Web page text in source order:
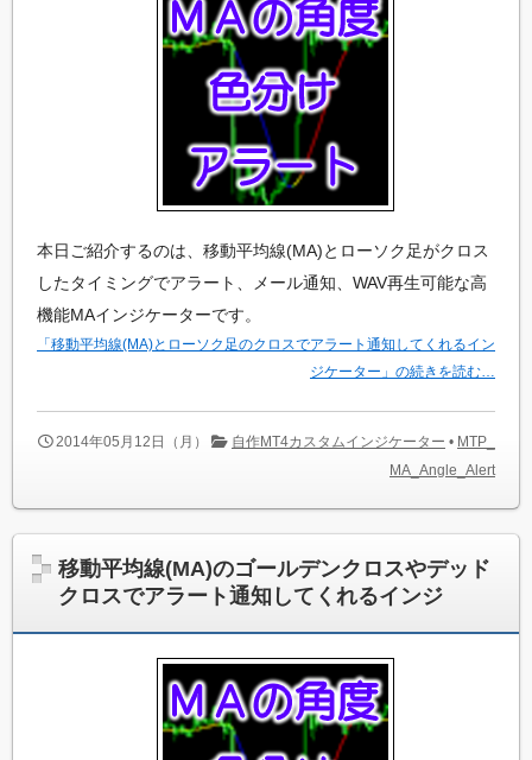
本日ご紹介するのは、移動平均線(MA)とローソク足がクロス
したタイミングでアラート、メール通知、WAV再生可能な高
機能MAインジケーターです。
「移動平均線(MA)とローソク足のクロスでアラート通知してくれるイン
ジケーター」の続きを読む…
2014年05月12日（月） 自作MT4カスタムインジケーター • MTP_
MA_Angle_Alert
移動平均線(MA)のゴールデンクロスやデッド
クロスでアラート通知してくれるインジ